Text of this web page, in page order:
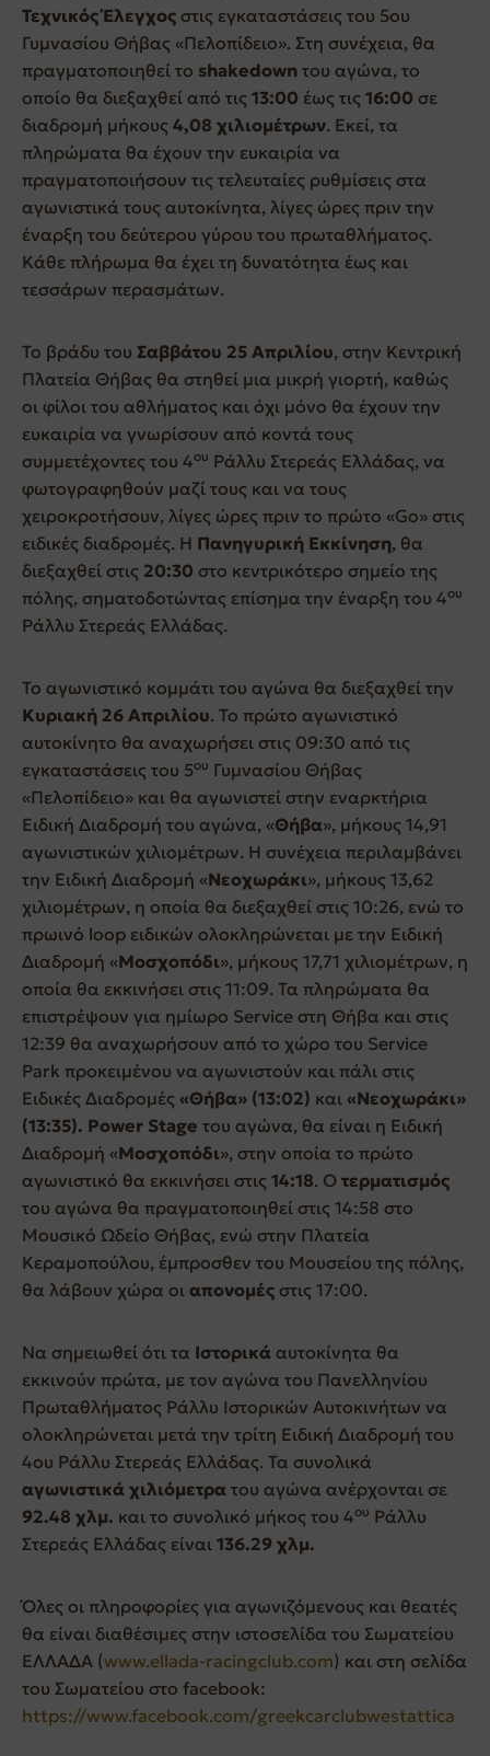
Τεχνικός Έλεγχος στις εγκαταστάσεις του 5ου
Γυμνασίου Θήβας «Πελοπίδειο». Στη συνέχεια, θα
πραγματοποιηθεί το shakedown του αγώνα, το
οποίο θα διεξαχθεί από τις 13:00 έως τις 16:00 σε
διαδρομή μήκους 4,08 χιλιομέτρων. Εκεί, τα
πληρώματα θα έχουν την ευκαιρία να
πραγματοποιήσουν τις τελευταίες ρυθμίσεις στα
αγωνιστικά τους αυτοκίνητα, λίγες ώρες πριν την
έναρξη του δεύτερου γύρου του πρωταθλήματος.
Κάθε πλήρωμα θα έχει τη δυνατότητα έως και
τεσσάρων περασμάτων.
Το βράδυ του Σαββάτου 25 Απριλίου, στην Κεντρική
Πλατεία Θήβας θα στηθεί μια μικρή γιορτή, καθώς
οι φίλοι του αθλήματος και όχι μόνο θα έχουν την
ευκαιρία να γνωρίσουν από κοντά τους
συμμετέχοντες του 4ου Ράλλυ Στερεάς Ελλάδας, να
φωτογραφηθούν μαζί τους και να τους
χειροκροτήσουν, λίγες ώρες πριν το πρώτο «Go» στις
ειδικές διαδρομές. Η Πανηγυρική Εκκίνηση, θα
διεξαχθεί στις 20:30 στο κεντρικότερο σημείο της
πόλης, σηματοδοτώντας επίσημα την έναρξη του 4ου
Ράλλυ Στερεάς Ελλάδας.
Το αγωνιστικό κομμάτι του αγώνα θα διεξαχθεί την
Κυριακή 26 Απριλίου. Το πρώτο αγωνιστικό
αυτοκίνητο θα αναχωρήσει στις 09:30 από τις
εγκαταστάσεις του 5ου Γυμνασίου Θήβας
«Πελοπίδειο» και θα αγωνιστεί στην εναρκτήρια
Ειδική Διαδρομή του αγώνα, «Θήβα», μήκους 14,91
αγωνιστικών χιλιομέτρων. Η συνέχεια περιλαμβάνει
την Ειδική Διαδρομή «Νεοχωράκι», μήκους 13,62
χιλιομέτρων, η οποία θα διεξαχθεί στις 10:26, ενώ το
πρωινό loop ειδικών ολοκληρώνεται με την Ειδική
Διαδρομή «Μοσχοπόδι», μήκους 17,71 χιλιομέτρων, η
οποία θα εκκινήσει στις 11:09. Τα πληρώματα θα
επιστρέψουν για ημίωρο Service στη Θήβα και στις
12:39 θα αναχωρήσουν από το χώρο του Service
Park προκειμένου να αγωνιστούν και πάλι στις
Ειδικές Διαδρομές «Θήβα» (13:02) και «Νεοχωράκι»
(13:35). Power Stage του αγώνα, θα είναι η Ειδική
Διαδρομή «Μοσχοπόδι», στην οποία το πρώτο
αγωνιστικό θα εκκινήσει στις 14:18. Ο τερματισμός
του αγώνα θα πραγματοποιηθεί στις 14:58 στο
Μουσικό Ωδείο Θήβας, ενώ στην Πλατεία
Κεραμοπούλου, έμπροσθεν του Μουσείου της πόλης,
θα λάβουν χώρα οι απονομές στις 17:00.
Να σημειωθεί ότι τα Ιστορικά αυτοκίνητα θα
εκκινούν πρώτα, με τον αγώνα του Πανελληνίου
Πρωταθλήματος Ράλλυ Ιστορικών Αυτοκινήτων να
ολοκληρώνεται μετά την τρίτη Ειδική Διαδρομή του
4ου Ράλλυ Στερεάς Ελλάδας. Τα συνολικά
αγωνιστικά χιλιόμετρα του αγώνα ανέρχονται σε
92.48 χλμ. και το συνολικό μήκος του 4ου Ράλλυ
Στερεάς Ελλάδας είναι 136.29 χλμ.
Όλες οι πληροφορίες για αγωνιζόμενους και θεατές
θα είναι διαθέσιμες στην ιστοσελίδα του Σωματείου
ΕΛΛΑΔΑ (www.ellada-racingclub.com) και στη σελίδα
του Σωματείου στο facebook:
https://www.facebook.com/greekcarclubwestattica